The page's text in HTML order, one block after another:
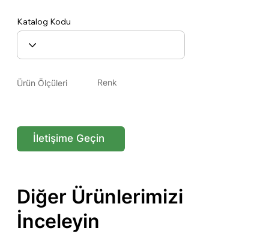
Katalog Kodu
Ürün Ölçüleri Renk
İletişime Geçin
Diğer Ürünlerimizi
İnceleyin